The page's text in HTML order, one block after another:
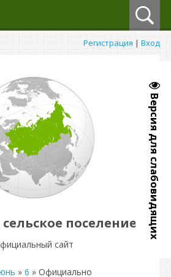
Версия для слабовидящих
Регистрация | Вход
поселение
сайт
» 6 » Официально